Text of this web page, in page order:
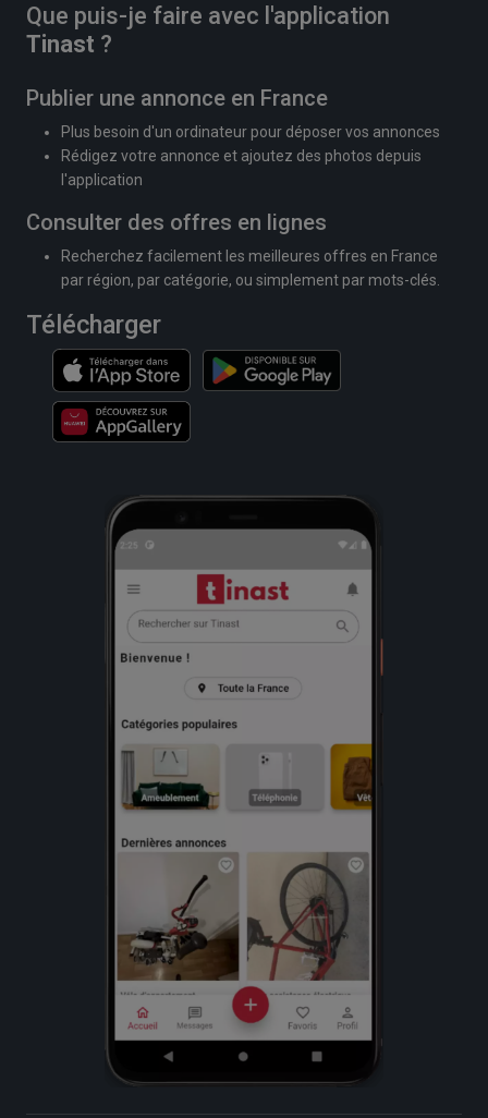
Que puis-je faire avec l'application
Tinast ?
Publier une annonce en France
Plus besoin d'un ordinateur pour déposer vos annonces
Rédigez votre annonce et ajoutez des photos depuis
l'application
Consulter des offres en lignes
Recherchez facilement les meilleures offres en France
par région, par catégorie, ou simplement par mots-clés.
Télécharger